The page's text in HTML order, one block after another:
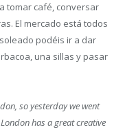
tomar café, conversar
El mercado está todos
podéis ir a dar
una sillas y pasar
so yesterday we went
has a great creative